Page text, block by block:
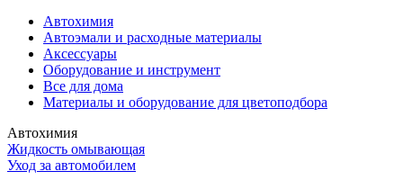
Автохимия
Автоэмали и расходные материалы
Аксессуары
Оборудование и инструмент
Все для дома
Материалы и оборудование для цветоподбора
Автохимия
Жидкость омывающая
Уход за автомобилем